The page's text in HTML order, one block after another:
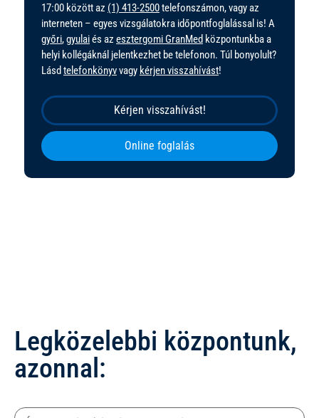
17:00 között az (1) 413-2500telefonszámon, vagy az
interneten – egyes vizsgálatokra időpontfoglalással is! A
győri,gyulaiés az esztergomi GranMed központunkba a
helyi kollégáknál jelentkezhet be telefonon. Túl bonyolult?
Lásd telefonkönyvvagy kérjen visszahívást!
Kérjen visszahívást!
Online foglalás
Legközelebbi központunk,
azonnal: